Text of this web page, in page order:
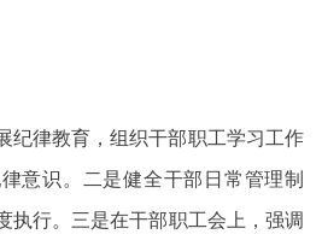
纪律教育，组织干部职工学习工作
意识。二是健全干部日常管理制
执行。三是在干部职工会上，强调